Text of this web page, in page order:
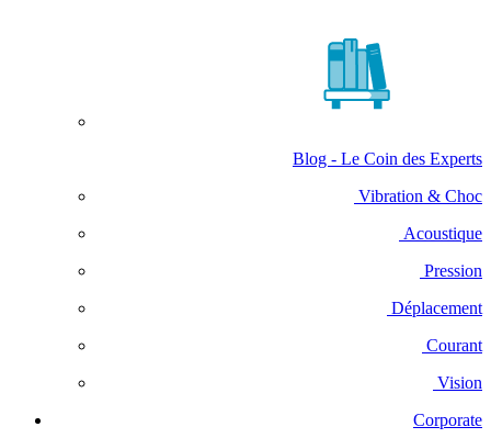
Blog - Le Coin des Experts
Vibration & Choc
Acoustique
Pression
Déplacement
Courant
Vision
Corporate